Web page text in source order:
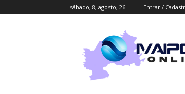
sábado, 8, agosto, 26 Entrar /